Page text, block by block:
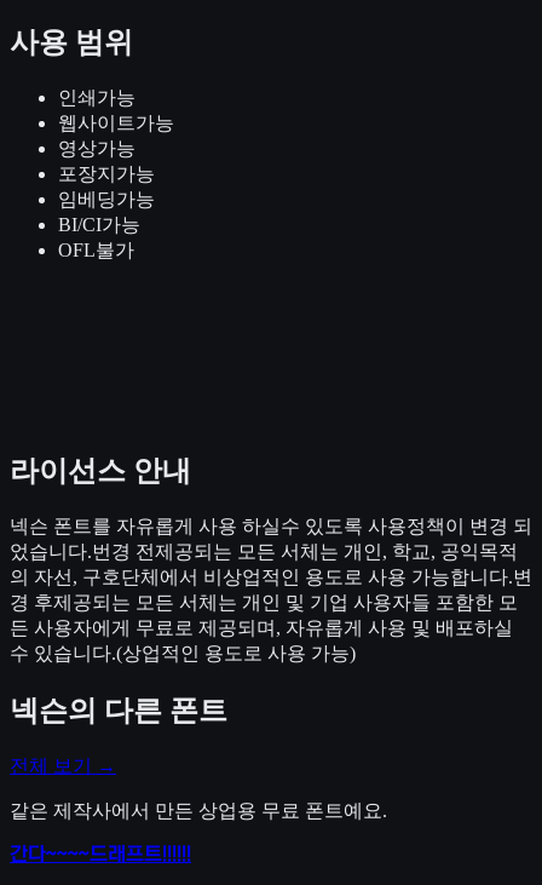
사용 범위
인쇄 가능
웹사이트가능
영상가능
포장지 가능
임베딩가능
BI/CI가능
OFL불가
라이선스 안내
넥슨 폰트를 자유롭게 사용 하실수 있도록 사용정책이 변경 되
었습니다.번경 전제공되는 모든 서체는 개인, 학교, 공익목적
의 자선, 구호단체에서 비상업적인 용도로 사용 가능합니다.변
경 후제공되는 모든 서체는 개인 및 기업 사용자들 포함한 모
든 사용자에게 무료로 제공되며, 자유롭게 사용 및 배포하실
수 있습니다.(상업적인 용도로 사용 가능)
넥슨의 다른 폰트
전체 보기 →
같은 제작사에서 만든 상업용 무료 폰트예요.
간다~~~~드래프트!!!!!!